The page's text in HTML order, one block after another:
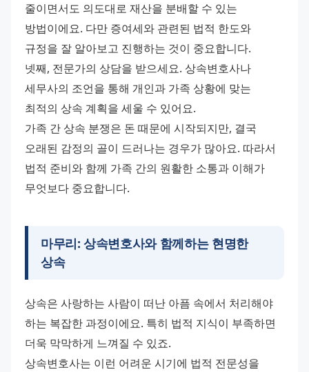
줄이면서도 의도대로 재산을 분배할 수 있는
방법이에요. 다만 증여세와 관련된 법적 한도와
규정을 잘 알아보고 진행하는 것이 중요합니다.
넷째, 전문가의 상담을 받으세요. 상속변호사나
세무사의 조언을 통해 개인과 가족 상황에 맞는
최적의 상속 계획을 세울 수 있어요.
가족 간 상속 분쟁은 돈 때문에 시작되지만, 결국
오래된 감정의 골이 드러나는 경우가 많아요. 따라서
법적 준비와 함께 가족 간의 원활한 소통과 이해가
무엇보다 중요합니다.
마무리: 상속변호사와 함께하는 현명한
상속
상속은 사랑하는 사람이 떠난 아픔 속에서 처리해야
하는 복잡한 과정이에요. 특히 법적 지식이 부족하면
더욱 막막하게 느껴질 수 있죠.
상속변호사는 이런 어려운 시기에 법적 전문성을